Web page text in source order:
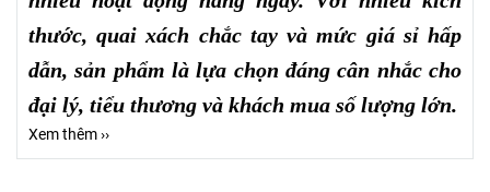
thước, quai xách chắc tay và mức giá sỉ hấp
dẫn, sản phẩm là lựa chọn đáng cân nhắc cho
đại lý, tiểu thương và khách mua số lượng lớn.
Xem thêm ››